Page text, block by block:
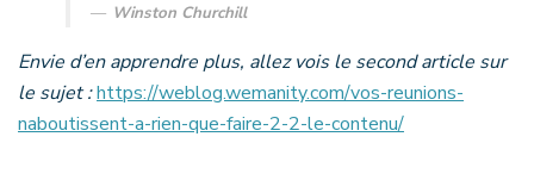
Winston Churchill
Envie d’en apprendre plus, allez vois le second article sur
le sujet :https://weblog.wemanity.com/vos-reunions-
naboutissent-a-rien-que-faire-2-2-le-contenu/